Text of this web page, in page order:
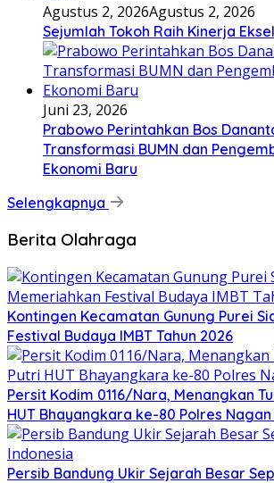
Agustus 2, 2026Agustus 2, 2026
Sejumlah Tokoh Raih Kinerja
Juni 23, 2026
Prabowo Perintahkan Bos
Transformasi BUMN dan
Ekonomi Baru
Selengkapnya
Berita Olahraga
Kontingen Kecamatan Gunung Purei
Festival Budaya IMBT Tahun 2026
Persit Kodim 0116/Nara, Menangkan
HUT Bhayangkara ke-80 Polres Nagan
Persib Bandung Ukir Sejarah Besar